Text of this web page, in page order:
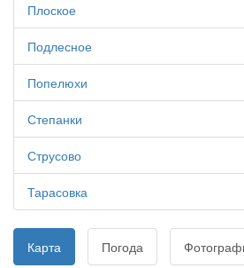
Плоское
Подлесное
Попелюхи
Степанки
Струсово
Тарасовка
Карта Погода